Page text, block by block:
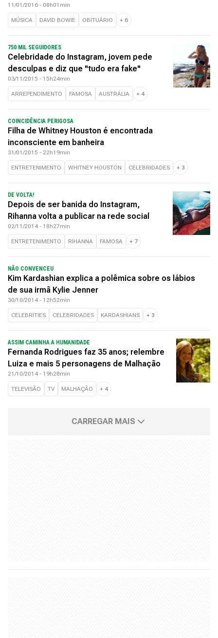
11/01/2016 - 08h01min
MÚSICA DAVID BOWIE OBITUÁRIO + 6
750 MIL SEGUIDORES
Celebridade do Instagram, jovem pede
desculpas e diz que "tudo era fake"
03/11/2015 - 15h24min
ARREPENDIMENTO FAMOSA AUSTRÁLIA + 4
COINCIDÊNCIA PERIGOSA
Filha de Whitney Houston é encontrada
inconsciente em banheira
31/01/2015 - 22h19min
ENTRETENIMENTO WHITNEY HOUSTON CELEBRIDADES + 3
DE VOLTA!
Depois de ser banida do Instagram,
Rihanna volta a publicar na rede social
02/11/2014 - 18h27min
ENTRETENIMENTO RIHANNA FAMOSA + 7
NÃO CONVENCEU
Kim Kardashian explica a polêmica sobre os lábios
de sua irmã Kylie Jenner
30/10/2014 - 12h52min
CELEBRITIES CELEBRIDADES KARDASHIANS + 3
ASSIM CAMINHA A HUMANIDADE
Fernanda Rodrigues faz 35 anos; relembre
Luiza e mais 5 personagens de Malhação
21/10/2014 - 19h28min
TELEVISÃO TV MALHAÇÃO + 4
CARREGAR MAIS